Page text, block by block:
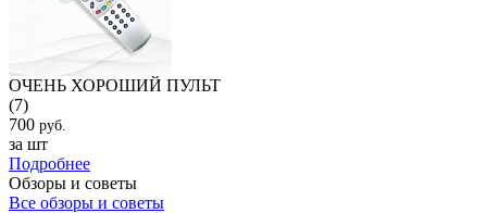
ОЧЕНЬ ХОРОШИЙ ПУЛЬТ
(7)
700 руб.
за шт
Подробнее
Обзоры и советы
Все обзоры и советы